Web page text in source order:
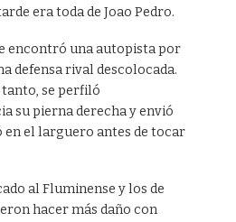
era toda de Joao Pedro.
encontró una autopista por
defensa rival descolocada.
se perfiló
su pierna derecha y envió
en el larguero antes de tocar
al Fluminense y los de
hacer más daño con